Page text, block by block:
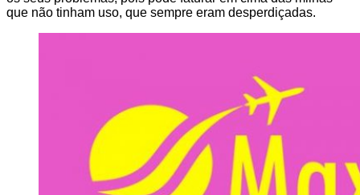
que não tinham uso, que sempre eram desperdiçadas.